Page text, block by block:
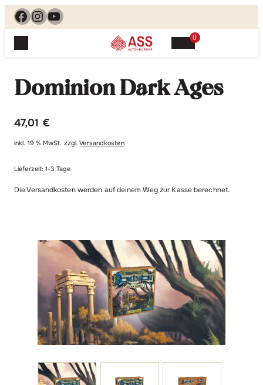
Facebook
Instagram
YouTube
0
Spielkarten
Klassische Spiele
Lernspiele
Service
Unsere Stores
Shop
Shopübersicht
Suchen, finden, spielen. Jetzt & hier.
nach:
Dominion Dark Ages
47,01 €
inkl. 19 % MwSt. zzgl.Versandkosten
Lieferzeit:1-3 Tage
Die Versandkosten werden auf deinem Weg zur Kasse berechnet.